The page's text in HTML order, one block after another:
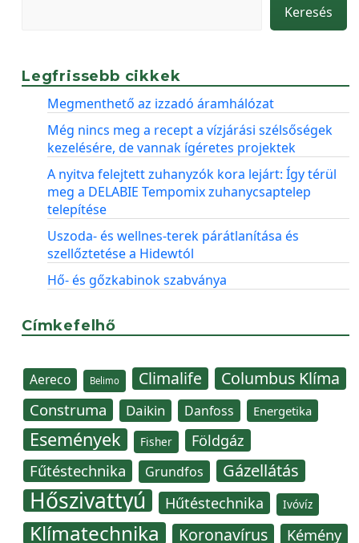
Keresés
Legfrissebb cikkek
Megmenthető az izzadó áramhálózat
Még nincs meg a recept a vízjárási szélsőségek
kezelésére, de vannak ígéretes projektek
A nyitva felejtett zuhanyzók kora lejárt: Így térül
meg a DELABIE Tempomix zuhanycsaptelep
telepítése
Uszoda- és wellnes-terek párátlanítása és
szellőztetése a Hidewtól
Hő- és gőzkabinok szabványa
Címkefelhő
Aereco Belimo Climalife Columbus Klíma
Construma Daikin Danfoss Energetika
Események Fisher Földgáz
Fűtéstechnika Grundfos Gázellátás
Hőszivattyú Hűtéstechnika Ivóvíz
Klímatechnika Koronavírus Kémény